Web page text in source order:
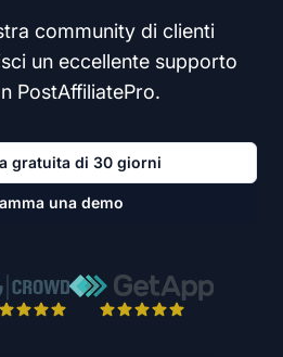
community di clienti
un eccellente supporto
PostAffiliatePro.
gratuita di 30 giorni
una demo